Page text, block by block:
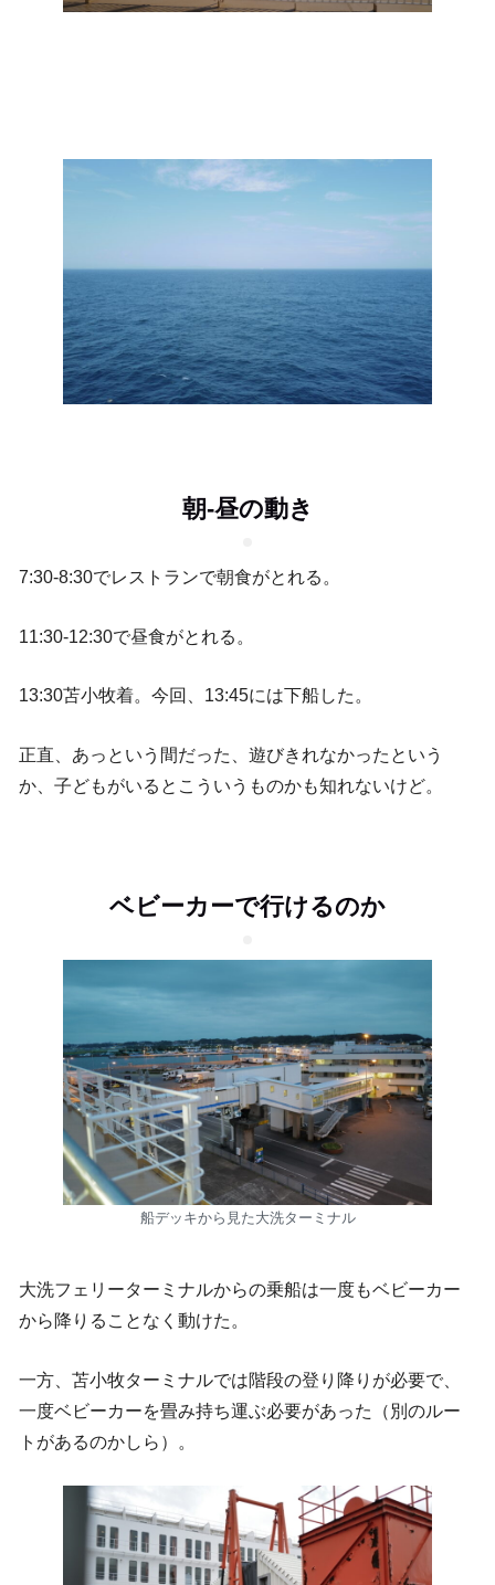
朝-昼の動き
7:30-8:30でレストランで朝食がとれる。
11:30-12:30で昼食がとれる。
13:30苫小牧着。今回、13:45には下船した。
正直、あっという間だった、遊びきれなかったという
か、子どもがいるとこういうものかも知れないけど。
ベビーカーで行けるのか
船デッキから見た大洗ターミナル
大洗フェリーターミナルからの乗船は一度もベビーカー
から降りることなく動けた。
一方、苫小牧ターミナルでは階段の登り降りが必要で、
一度ベビーカーを畳み持ち運ぶ必要があった（別のルー
トがあるのかしら）。